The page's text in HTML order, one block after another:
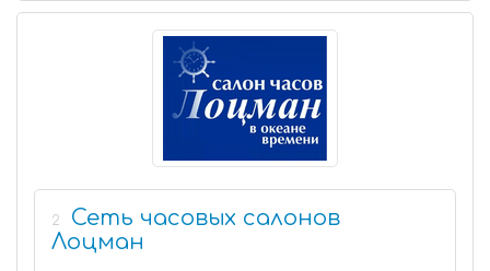
2
Сеть часовых салонов
Лоцман